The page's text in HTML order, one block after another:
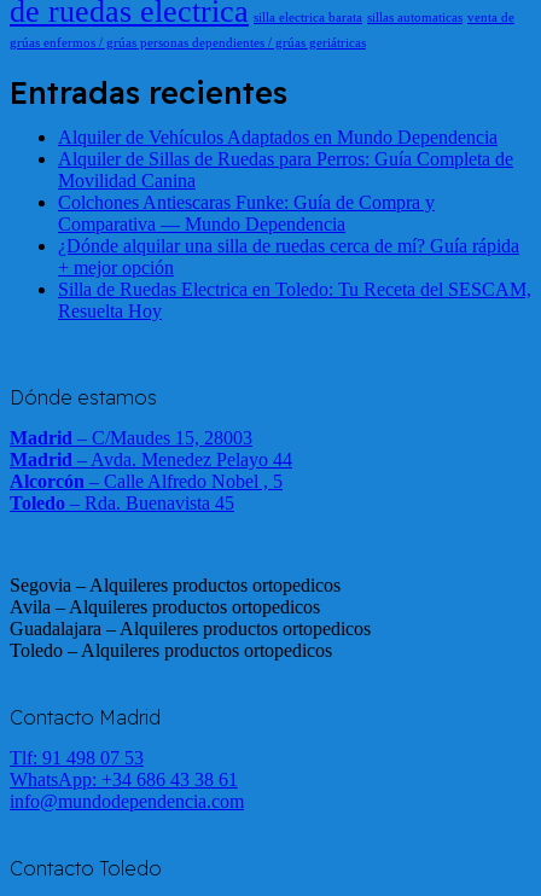
de ruedas electrica silla electrica barata sillas automaticas venta de
grúas enfermos / grúas personas dependientes / grúas geriátricas
Entradas recientes
Alquiler de Vehículos Adaptados en Mundo Dependencia
Alquiler de Sillas de Ruedas para Perros: Guía Completa de
Movilidad Canina
Colchones Antiescaras Funke: Guía de Compra y
Comparativa — Mundo Dependencia
¿Dónde alquilar una silla de ruedas cerca de mí? Guía rápida
+ mejor opción
Silla de Ruedas Electrica en Toledo: Tu Receta del SESCAM,
Resuelta Hoy
Dónde estamos
Madrid – C/Maudes 15, 28003
Madrid – Avda. Menedez Pelayo 44
Alcorcón – Calle Alfredo Nobel , 5
Toledo – Rda. Buenavista 45
Segovia – Alquileres productos ortopedicos
Avila – Alquileres productos ortopedicos
Guadalajara – Alquileres productos ortopedicos
Toledo – Alquileres productos ortopedicos
Contacto Madrid
Tlf: 91 498 07 53
WhatsApp: +34 686 43 38 61
info@mundodependencia.com
Contacto Toledo